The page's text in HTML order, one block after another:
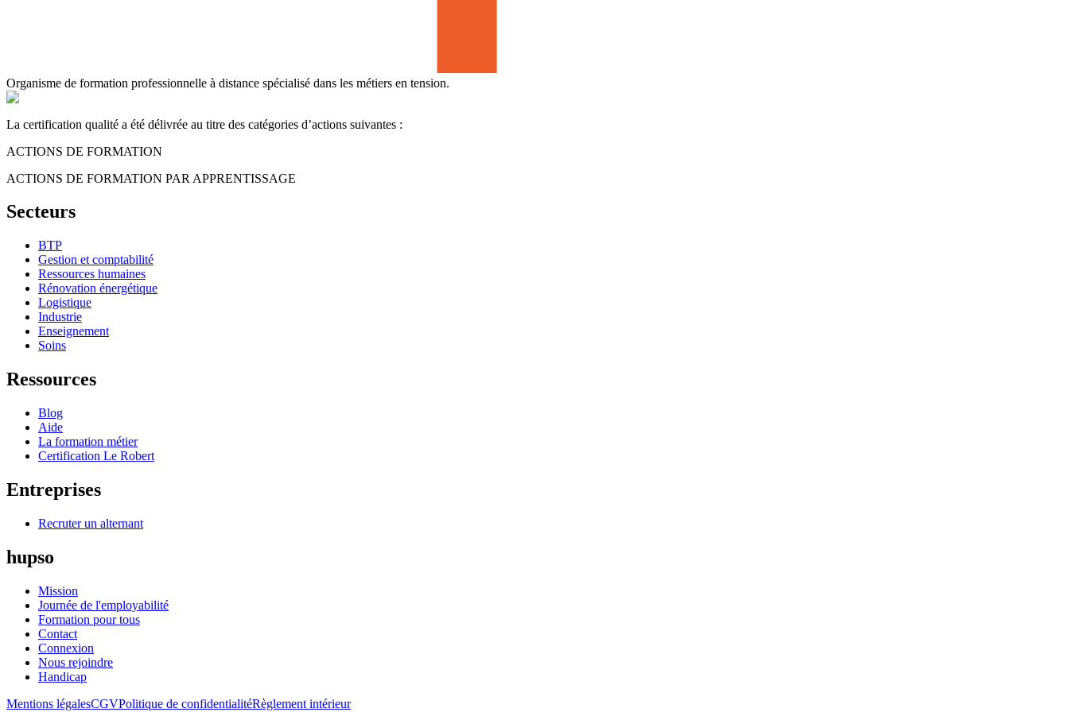
Organisme de formation professionnelle à distance spécialisé dans les métiers en tension.
La certification qualité a été délivrée au titre des catégories d’actions suivantes :
ACTIONS DE FORMATION
ACTIONS DE FORMATION PAR APPRENTISSAGE
Secteurs
BTP
Gestion et comptabilité
Ressources humaines
Rénovation énergétique
Logistique
Industrie
Enseignement
Soins
Ressources
Blog
Aide
La formation métier
Certification Le Robert
Entreprises
Recruter un alternant
hupso
Mission
Journée de l'employabilité
Formation pour tous
Contact
Connexion
Nous rejoindre
Handicap
Mentions légalesCGVPolitique de confidentialitéRèglement intérieur